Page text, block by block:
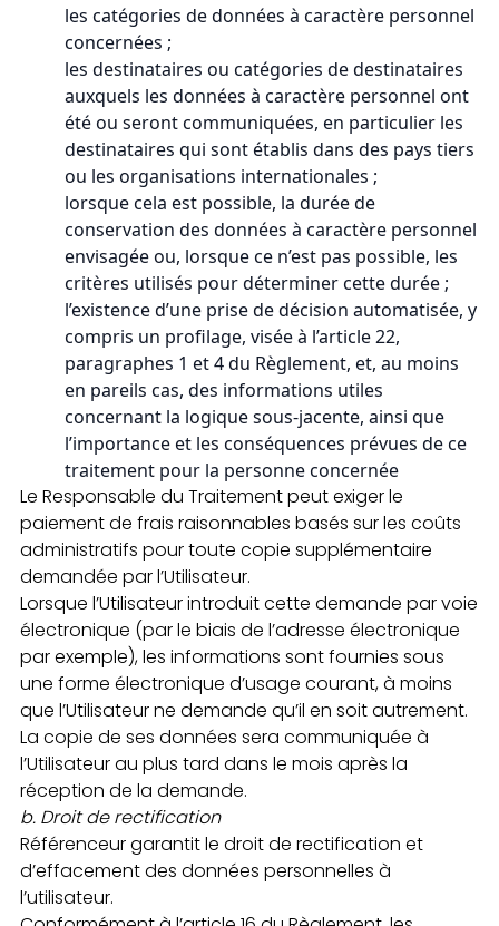
les catégories de données à caractère personnel
concernées ;
les destinataires ou catégories de destinataires
auxquels les données à caractère personnel ont
été ou seront communiquées, en particulier les
destinataires qui sont établis dans des pays tiers
ou les organisations internationales ;
lorsque cela est possible, la durée de
conservation des données à caractère personnel
envisagée ou, lorsque ce n’est pas possible, les
critères utilisés pour déterminer cette durée ;
l’existence d’une prise de décision automatisée, y
compris un profilage, visée à l’article 22,
paragraphes 1 et 4 du Règlement, et, au moins
en pareils cas, des informations utiles
concernant la logique sous-jacente, ainsi que
l’importance et les conséquences prévues de ce
traitement pour la personne concernée
Le Responsable du Traitement peut exiger le
paiement de frais raisonnables basés sur les coûts
administratifs pour toute copie supplémentaire
demandée par l’Utilisateur.
Lorsque l’Utilisateur introduit cette demande par voie
électronique (par le biais de l’adresse électronique
par exemple), les informations sont fournies sous
une forme électronique d’usage courant, à moins
que l’Utilisateur ne demande qu’il en soit autrement.
La copie de ses données sera communiquée à
l’Utilisateur au plus tard dans le mois après la
réception de la demande.
b. Droit de rectification
Référenceur garantit le droit de rectification et
d’effacement des données personnelles à
l’utilisateur.